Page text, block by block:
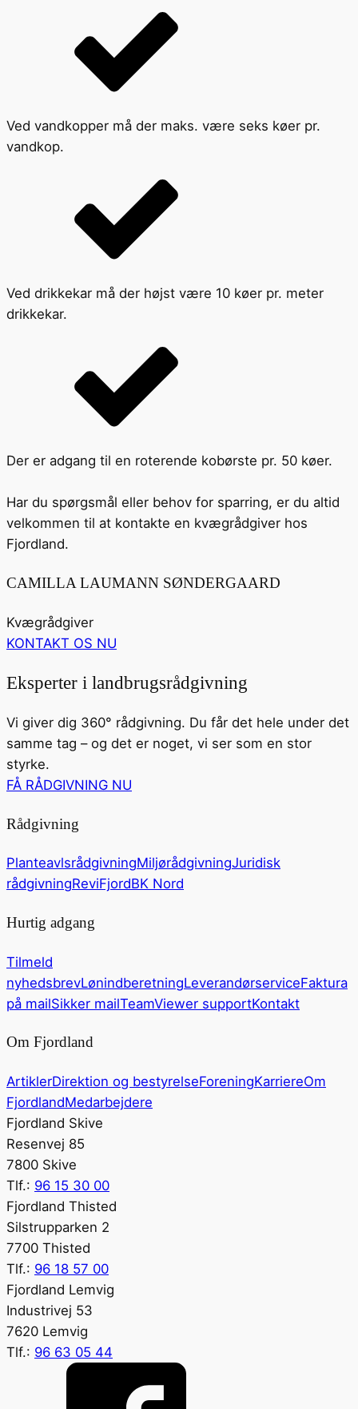
Ved vandkopper må der maks. være seks køer pr.
vandkop.
Ved drikkekar må der højst være 10 køer pr. meter
drikkekar.
Der er adgang til en roterende kobørste pr. 50 køer.
Har du spørgsmål eller behov for sparring, er du altid
velkommen til at kontakte en kvægrådgiver hos
Fjordland.
CAMILLA LAUMANN SØNDERGAARD
Kvægrådgiver
KONTAKT OS NU
Eksperter i landbrugsrådgivning
Vi giver dig 360° rådgivning. Du får det hele under det
samme tag – og det er noget, vi ser som en stor
styrke.
FÅ RÅDGIVNING NU
Rådgivning
PlanteavlsrådgivningMiljørådgivningJuridisk
rådgivningReviFjordBK Nord
Hurtig adgang
Tilmeld
nyhedsbrevLønindberetningLeverandørserviceFaktura
på mailSikker mailTeamViewer supportKontakt
Om Fjordland
ArtiklerDirektion og bestyrelseForeningKarriereOm
FjordlandMedarbejdere
Fjordland Skive
Resenvej 85
7800 Skive
Tlf.: 96 15 30 00
Fjordland Thisted
Silstrupparken 2
7700 Thisted
Tlf.: 96 18 57 00
Fjordland Lemvig
Industrivej 53
7620 Lemvig
Tlf.: 96 63 05 44